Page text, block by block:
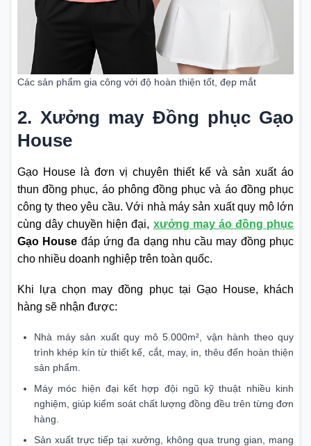
Các sản phẩm gia công với độ hoàn thiện tốt, đẹp mắt
2. Xưởng may Đồng phục Gạo
House
Gạo House là đơn vị chuyên thiết kế và sản xuất áo
thun đồng phục, áo phông đồng phục và áo đồng phục
công ty theo yêu cầu. Với nhà máy sản xuất quy mô lớn
cùng dây chuyền hiện đại, xưởng may áo đồng phục
Gạo House đáp ứng đa dạng nhu cầu may đồng phục
cho nhiều doanh nghiệp trên toàn quốc.
Khi lựa chọn may đồng phục tại Gạo House, khách
hàng sẽ nhận được:
Nhà máy sản xuất quy mô 5.000m², vận hành theo quy
trình khép kín từ thiết kế, cắt, may, in, thêu đến hoàn thiện
sản phẩm.
Máy móc hiện đại kết hợp đội ngũ kỹ thuật nhiều kinh
nghiệm, giúp kiểm soát chất lượng đồng đều trên từng đơn
hàng.
Sản xuất trực tiếp tại xưởng, không qua trung gian, mang